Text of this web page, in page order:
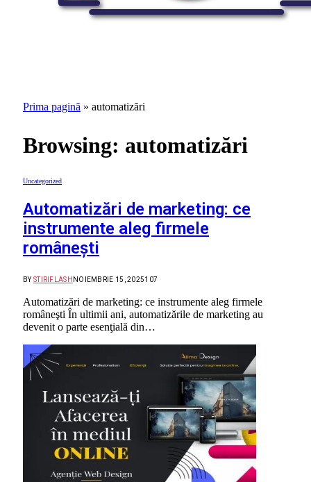
Prima pagină » automatizări
Browsing: automatizări
Uncategorized
Automatizări de marketing: ce
instrumente aleg firmele
româneşti
BY STIRIFLASH NOIEMBRIE 15, 2025107
Automatizări de marketing: ce instrumente aleg firmele
româneşti În ultimii ani, automatizările de marketing au
devenit o parte esenţială din…